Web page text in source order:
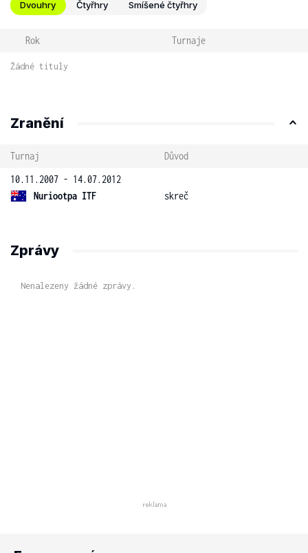
Dvouhry Čtyřhry Smíšené čtyřhry
Rok Turnaje
Žádné tituly
Zranění
Turnaj
Důvod
10.11.2007 - 14.07.2012
Nuriootpa ITF
skreč
Zprávy
Nenalezeny žádné zprávy.